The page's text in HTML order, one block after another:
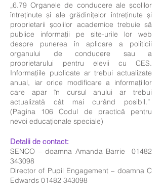
„6.79 Organele de conducere ale școlilor
întreținute și ale grădinițelor întreținute și
proprietarii școlilor academice trebuie să
publice informații pe site-urile lor web
despre punerea în aplicare a politicii
organului de conducere sau a
proprietarului pentru elevii cu CES.
Informațiile publicate ar trebui actualizate
anual, iar orice modificare a informațiilor
care apar în cursul anului ar trebui
actualizată cât mai curând posibil.”
(Pagina 106 Codul de practică pentru
nevoi educaționale speciale)
Detalii de contact:
SENCO – doamna Amanda Barrie 01482
343098
Director of Pupil Engagement – doamna C
Edwards 01482 343098